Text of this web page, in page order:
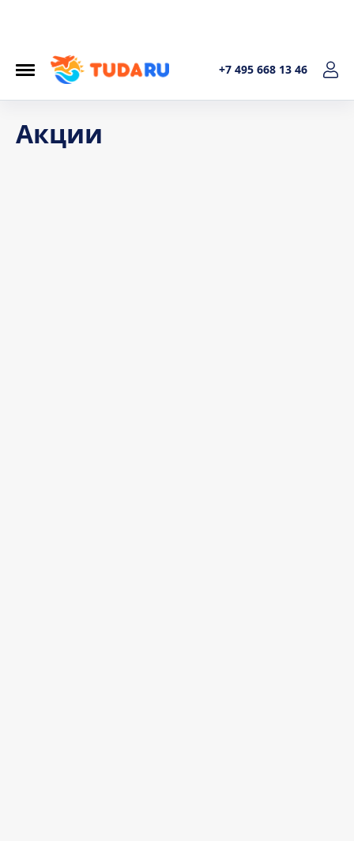
+7 495 668 13 46
Акции